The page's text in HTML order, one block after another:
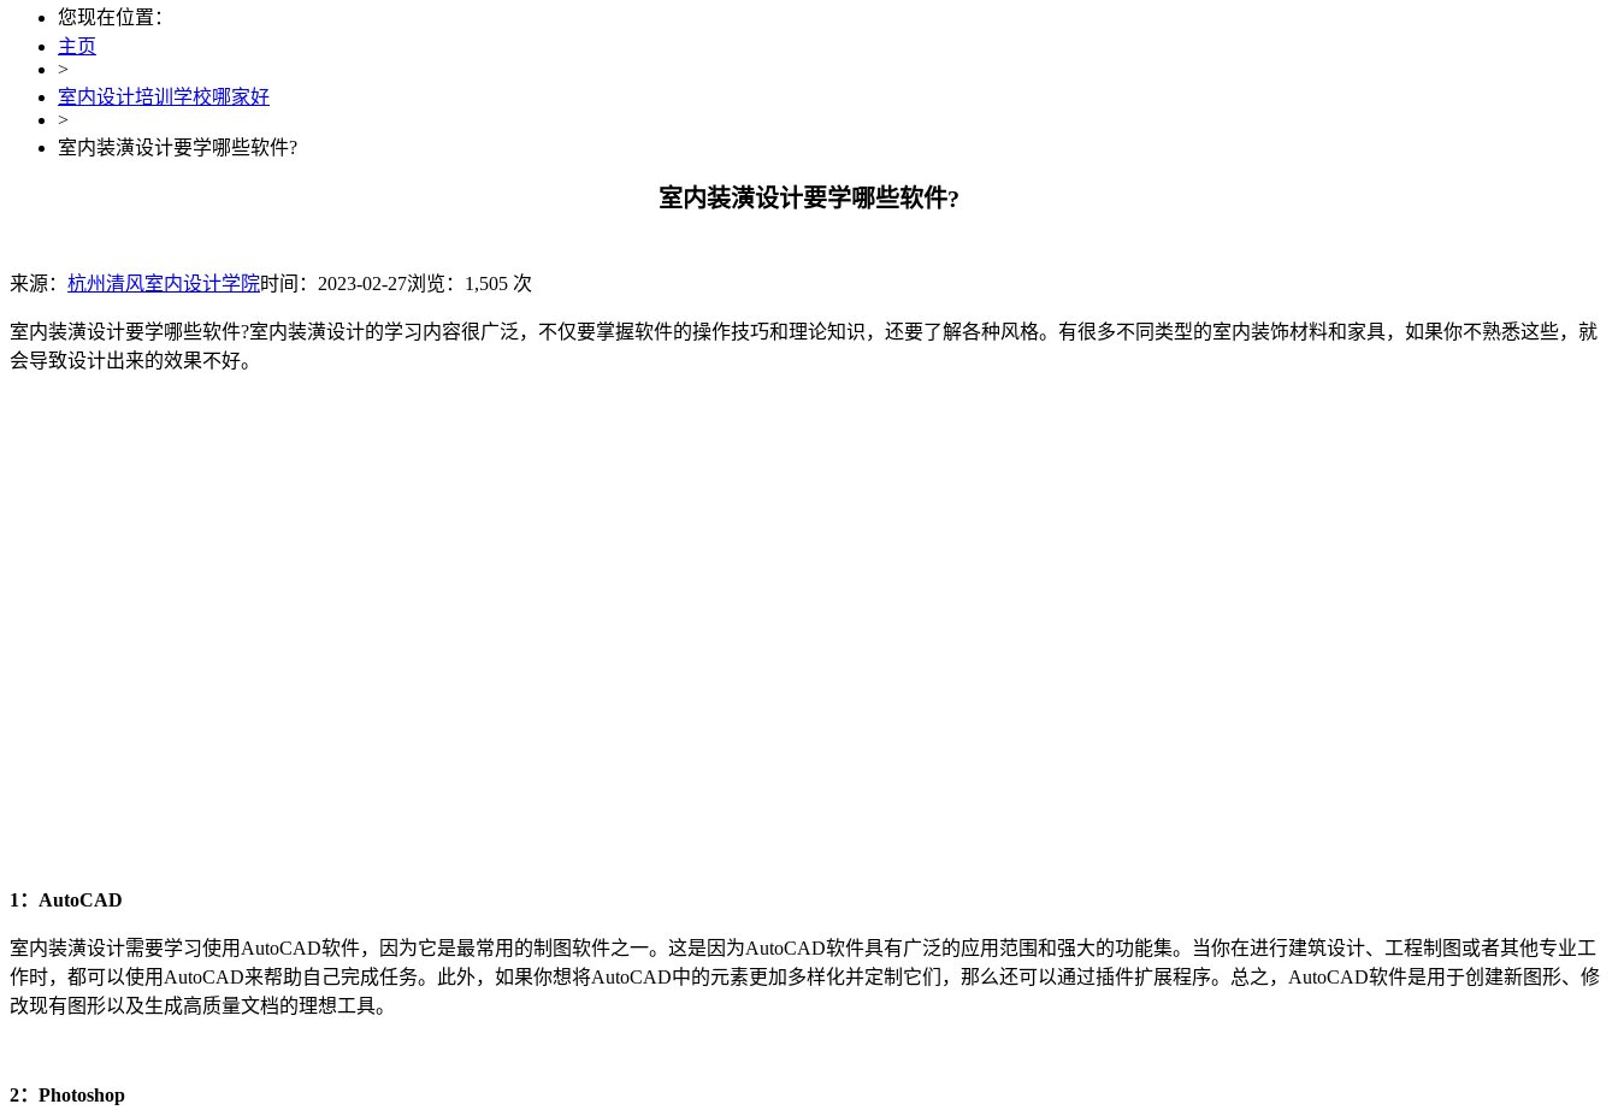
您现在位置：
主页
>
室内设计培训学校哪家好
>
室内装潢设计要学哪些软件?
室内装潢设计要学哪些软件?
来源： 杭州清风室内设计学院时间：2023-02-27浏览：1,505 次
室内装潢设计要学哪些软件?室内装潢设计的学习内容很广泛，不仅要掌握软件的操作技巧和理论知识，还要了解各种风格。有很多不同类型的室内装饰材料和家具，如果你不熟悉这些，就
会导致设计出来的效果不好。
1：AutoCAD
室内装潢设计需要学习使用AutoCAD软件，因为它是最常用的制图软件之一。这是因为AutoCAD软件具有广泛的应用范围和强大的功能集。当你在进行建筑设计、工程制图或者其他专业工
作时，都可以使用AutoCAD来帮助自己完成任务。此外，如果你想将AutoCAD中的元素更加多样化并定制它们，那么还可以通过插件扩展程序。总之，AutoCAD软件是用于创建新图形、修
改现有图形以及生成高质量文档的理想工具。
2：Photoshop